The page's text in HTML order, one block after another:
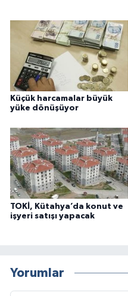
Küçük harcamalar büyük
yüke dönüşüyor
TOKİ, Kütahya’da konut ve
işyeri satışı yapacak
Yorumlar